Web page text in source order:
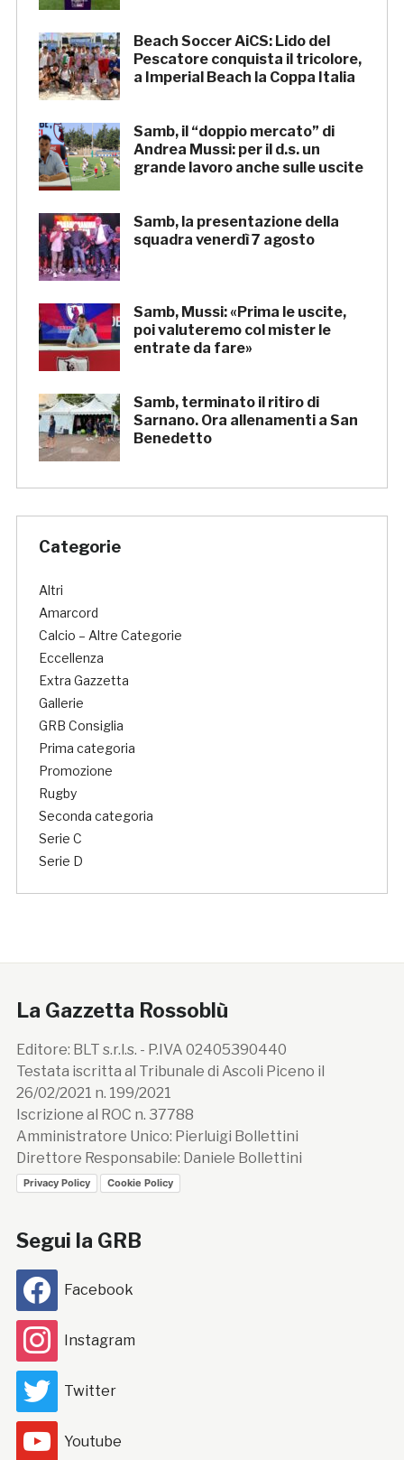
Beach Soccer AiCS: Lido del
Pescatore conquista il tricolore,
a Imperial Beach la Coppa Italia
Samb, il “doppio mercato” di
Andrea Mussi: per il d.s. un
grande lavoro anche sulle uscite
Samb, la presentazione della
squadra venerdì 7 agosto
Samb, Mussi: «Prima le uscite,
poi valuteremo col mister le
entrate da fare»
Samb, terminato il ritiro di
Sarnano. Ora allenamenti a San
Benedetto
Categorie
Altri
Amarcord
Calcio – Altre Categorie
Eccellenza
Extra Gazzetta
Gallerie
GRB Consiglia
Prima categoria
Promozione
Rugby
Seconda categoria
Serie C
Serie D
La Gazzetta Rossoblù
Editore: BLT s.r.l.s. - P.IVA 02405390440
Testata iscritta al Tribunale di Ascoli Piceno il
26/02/2021 n. 199/2021
Iscrizione al ROC n. 37788
Amministratore Unico: Pierluigi Bollettini
Direttore Responsabile: Daniele Bollettini
Privacy Policy Cookie Policy
Segui la GRB
Facebook
Instagram
Twitter
Youtube